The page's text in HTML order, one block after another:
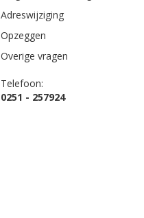
Adreswijziging
Opzeggen
Overige vragen
Telefoon:
0251 - 257924